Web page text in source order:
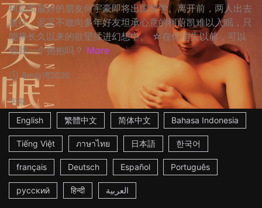
柯蔚凯最好的朋友何宇豪即将出国留学。离开前，两人出去
旅行，迟迟不敢向多年好友坦承心意的柯蔚凯难以入眠，只
能将长久以来的欲望揉进幻想中。 ☆在你消失以前，可以
给我一个拥抱吗？ More
8m台湾2020
字幕
English
繁體中文 简体中文 Bahasa Indonesia
Tiếng Việt ภาษาไทย 日本語 한국어
français Deutsch Español Português
русский हिन्दी العربية